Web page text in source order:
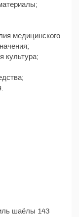
медицинского
культура;
шаёлы 143